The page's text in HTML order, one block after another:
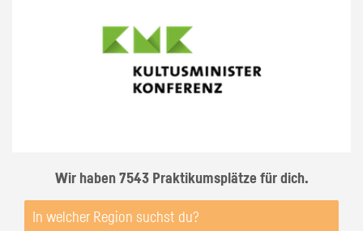
Wir haben 7543 Praktikumsplätze für dich.